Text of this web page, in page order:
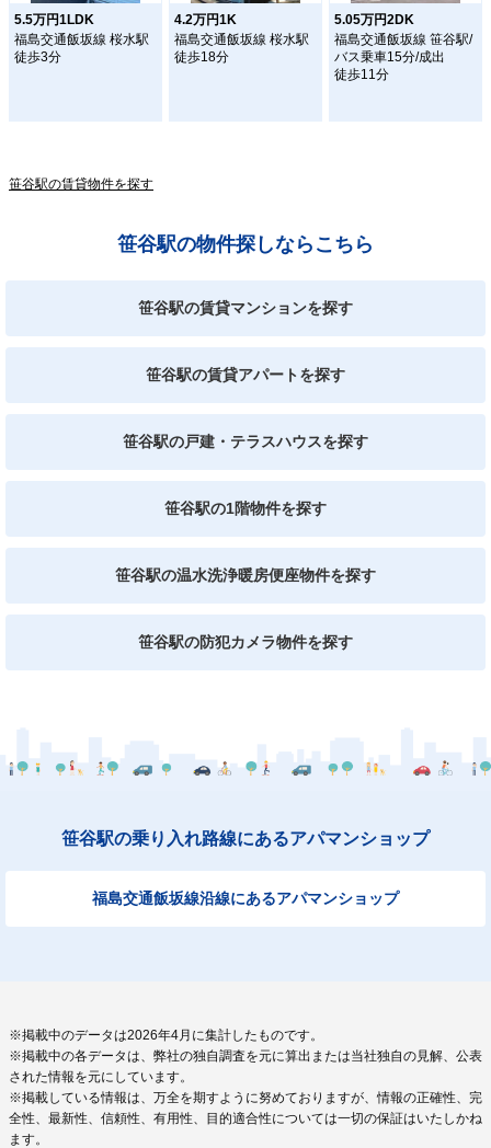
5.5万円1LDK
福島交通飯坂線 桜水駅
徒歩3分
4.2万円1K
福島交通飯坂線 桜水駅
徒歩18分
5.05万円2DK
福島交通飯坂線 笹谷駅/
バス乗車15分/成出
徒歩11分
笹谷駅の賃貸物件を探す
笹谷駅の物件探しならこちら
笹谷駅の賃貸マンションを探す
笹谷駅の賃貸アパートを探す
笹谷駅の戸建・テラスハウスを探す
笹谷駅の1階物件を探す
笹谷駅の温水洗浄暖房便座物件を探す
笹谷駅の防犯カメラ物件を探す
笹谷駅の乗り入れ路線にあるアパマンショップ
福島交通飯坂線沿線にあるアパマンショップ
※掲載中のデータは2026年4月に集計したものです。
※掲載中の各データは、弊社の独自調査を元に算出または当社独自の見解、公表
された情報を元にしています。
※掲載している情報は、万全を期すように努めておりますが、情報の正確性、完
全性、最新性、信頼性、有用性、目的適合性については一切の保証はいたしかね
ます。